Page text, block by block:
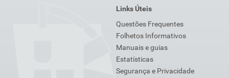
Links Úteis
Questões Frequentes
Folhetos Informativos
Manuais e guias
Estatísticas
Segurança e Privacidade